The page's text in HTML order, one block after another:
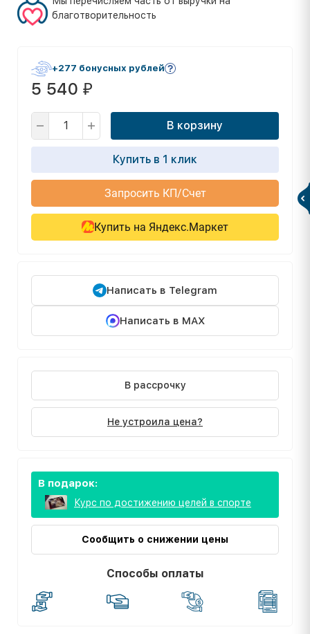
благотворительность
+277 бонусных рублей
5 540 ₽
В корзину
Купить в 1 клик
Запросить КП/Счет
Купить на Яндекс.Маркет
Написать в Telegram
Написать в MAX
В рассрочку
Не устроила цена?
В подарок:
Курс по достижению целей в спорте
Сообщить о снижении цены
Способы оплаты